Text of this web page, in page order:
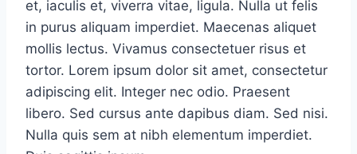
et, iaculis et, viverra vitae, ligula. Nulla ut felis
in purus aliquam imperdiet. Maecenas aliquet
mollis lectus. Vivamus consectetuer risus et
tortor. Lorem ipsum dolor sit amet, consectetur
adipiscing elit. Integer nec odio. Praesent
libero. Sed cursus ante dapibus diam. Sed nisi.
Nulla quis sem at nibh elementum imperdiet.